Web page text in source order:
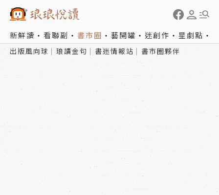
新鮮讀 看聯副 書市圈 藝開罐 迷創作 星劇點
出版風向球 琅讀金句 書迷情報站 書市圈夥伴